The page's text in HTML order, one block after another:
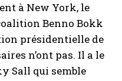
à New York, le
Benno Bokk
présidentielle de
n’ont pas. Il a le
Sall qui semble